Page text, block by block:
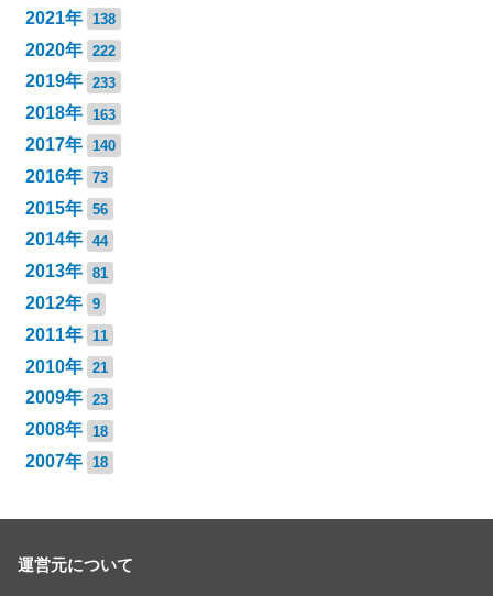
2021年 138
2020年 222
2019年 233
2018年 163
2017年 140
2016年 73
2015年 56
2014年 44
2013年 81
2012年 9
2011年 11
2010年 21
2009年 23
2008年 18
2007年 18
運営元について